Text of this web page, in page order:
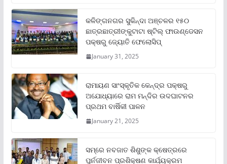
କଳିଙ୍ଗନଗର ସୁକିନ୍ଦା ଅଞ୍ଚଳର ୧୫୦
ଛାତ୍ରଛାତ୍ରୀଙ୍କୁଟାଟା ଷ୍ଟିଲ୍ ଫାଉଣ୍ଡେସନ
ପକ୍ଷରୁ ଜ୍ୟୋତି ଫେଲୋସିପ୍‌
January 31, 2025
ରାମାୟଣ ସାଂସ୍କୃତିକ କେନ୍ଦ୍ର ପକ୍ଷରୁ
ଅଯୋଧ୍ୟାରେ ରାମ ମନ୍ଦିର ଉଦଘାଟନର
ପ୍ରଥମ ବାର୍ଷିକୀ ପାଳନ
January 21, 2025
ସମ୍‌ରେ ନବଜାତ ଶିଶୁଙ୍କ କ୍ଷେତ୍ରରେ
ପୁର୍ନଜୀବନ ପ୍ରଶିକ୍ଷଣ କାର୍ଯ୍ୟକ୍ରମ